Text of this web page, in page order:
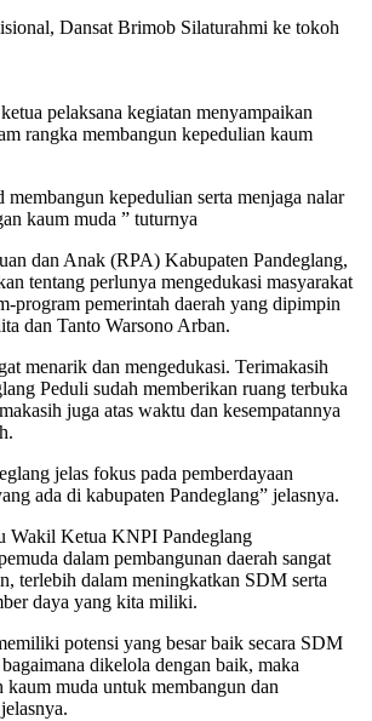
Dansat Brimob Silaturahmi ke tokoh
pelaksana kegiatan menyampaikan
rangka membangun kepedulian kaum
kepedulian serta menjaga nalar
kaum muda ” tuturnya
dan Anak (RPA) Kabupaten Pandeglang,
tentang perlunya mengedukasi masyarakat
program pemerintah daerah yang dipimpin
dan Tanto Warsono Arban.
menarik dan mengedukasi. Terimakasih
Peduli sudah memberikan ruang terbuka
juga atas waktu dan kesempatannya
jelas fokus pada pemberdayaan
ada di kabupaten Pandeglang” jelasnya.
Wakil Ketua KNPI Pandeglang
dalam pembangunan daerah sangat
terlebih dalam meningkatkan SDM serta
daya yang kita miliki.
potensi yang besar baik secara SDM
dikelola dengan baik, maka
muda untuk membangun dan